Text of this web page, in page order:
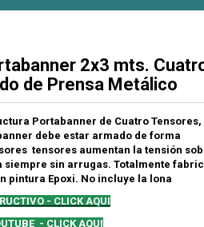
2x3 mts.
de Prensa Metálico
Portabanner de Cuatro Tensores,
debe estar armado de forma
tensores aumentan la tensión
siempre sin arrugas. Totalmente
pintura Epoxi. No incluye la lona
- CLICK AQUI
- CLICK AQUI